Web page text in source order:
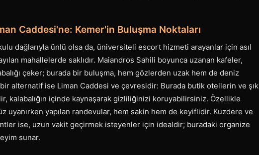
Caddesi'ne: Kemer'in Buluşma Noktaları
dağlarıyla ünlü olsa da, üniversiteli escort hizmeti arayanlar için asıl
mahallelerde saklıdır. Maiandros Sahili boyunca uzanan kafeler,
çeker; burada bir buluşma, hem gözlerden uzak hem de deniz
alternatif ise Liman Caddesi ve çevresidir: Burada butik otellerin ve şık
kalabalığın içinde kaynaşarak gizliliğinizi koruyabilirsiniz. Özellikle
uyanırken yapılan randevular, hem sakin hem de keyiflidir. Kuzdere ve
ise, uzun vakit geçirmek isteyenler için idealdir; buradaki organize
sunar.